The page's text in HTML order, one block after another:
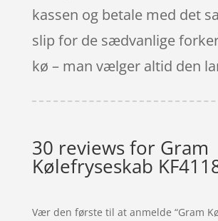
kassen og betale med det
slip for de sædvanlige
kø – man vælger altid den
30 reviews for Gram
Kølefryseskab
Vær den første til at anmelde “Gram